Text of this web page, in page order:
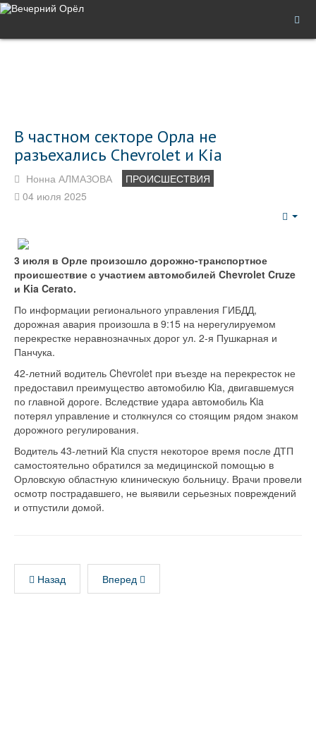
В частном секторе Орла не
разъехались Chevrolet и Kia
Нонна АЛМАЗОВА
ПРОИСШЕСТВИЯ
04 июля 2025
3 июля в Орле произошло дорожно-транспортное
происшествие с участием автомобилей Chevrolet Cruze
и Kia Cerato.
По информации регионального управления ГИБДД,
дорожная авария произошла в 9:15 на нерегулируемом
перекрестке неравнозначных дорог ул. 2-я Пушкарная и
Панчука.
42-летний водитель Chevrolet при въезде на перекресток не
предоставил преимущество автомобилю Kia, двигавшемуся
по главной дороге. Вследствие удара автомобиль Kia
потерял управление и столкнулся со стоящим рядом знаком
дорожного регулирования.
Водитель 43-летний Kia спустя некоторое время после ДТП
самостоятельно обратился за медицинской помощью в
Орловскую областную клиническую больницу. Врачи провели
осмотр пострадавшего, не выявили серьезных повреждений
и отпустили домой.
Назад Вперед